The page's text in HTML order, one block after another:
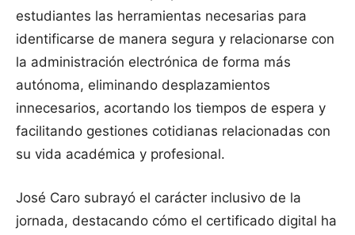
estudiantes las herramientas necesarias para
identificarse de manera segura y relacionarse con
la administración electrónica de forma más
autónoma, eliminando desplazamientos
innecesarios, acortando los tiempos de espera y
facilitando gestiones cotidianas relacionadas con
su vida académica y profesional.
José Caro subrayó el carácter inclusivo de la
jornada, destacando cómo el certificado digital ha